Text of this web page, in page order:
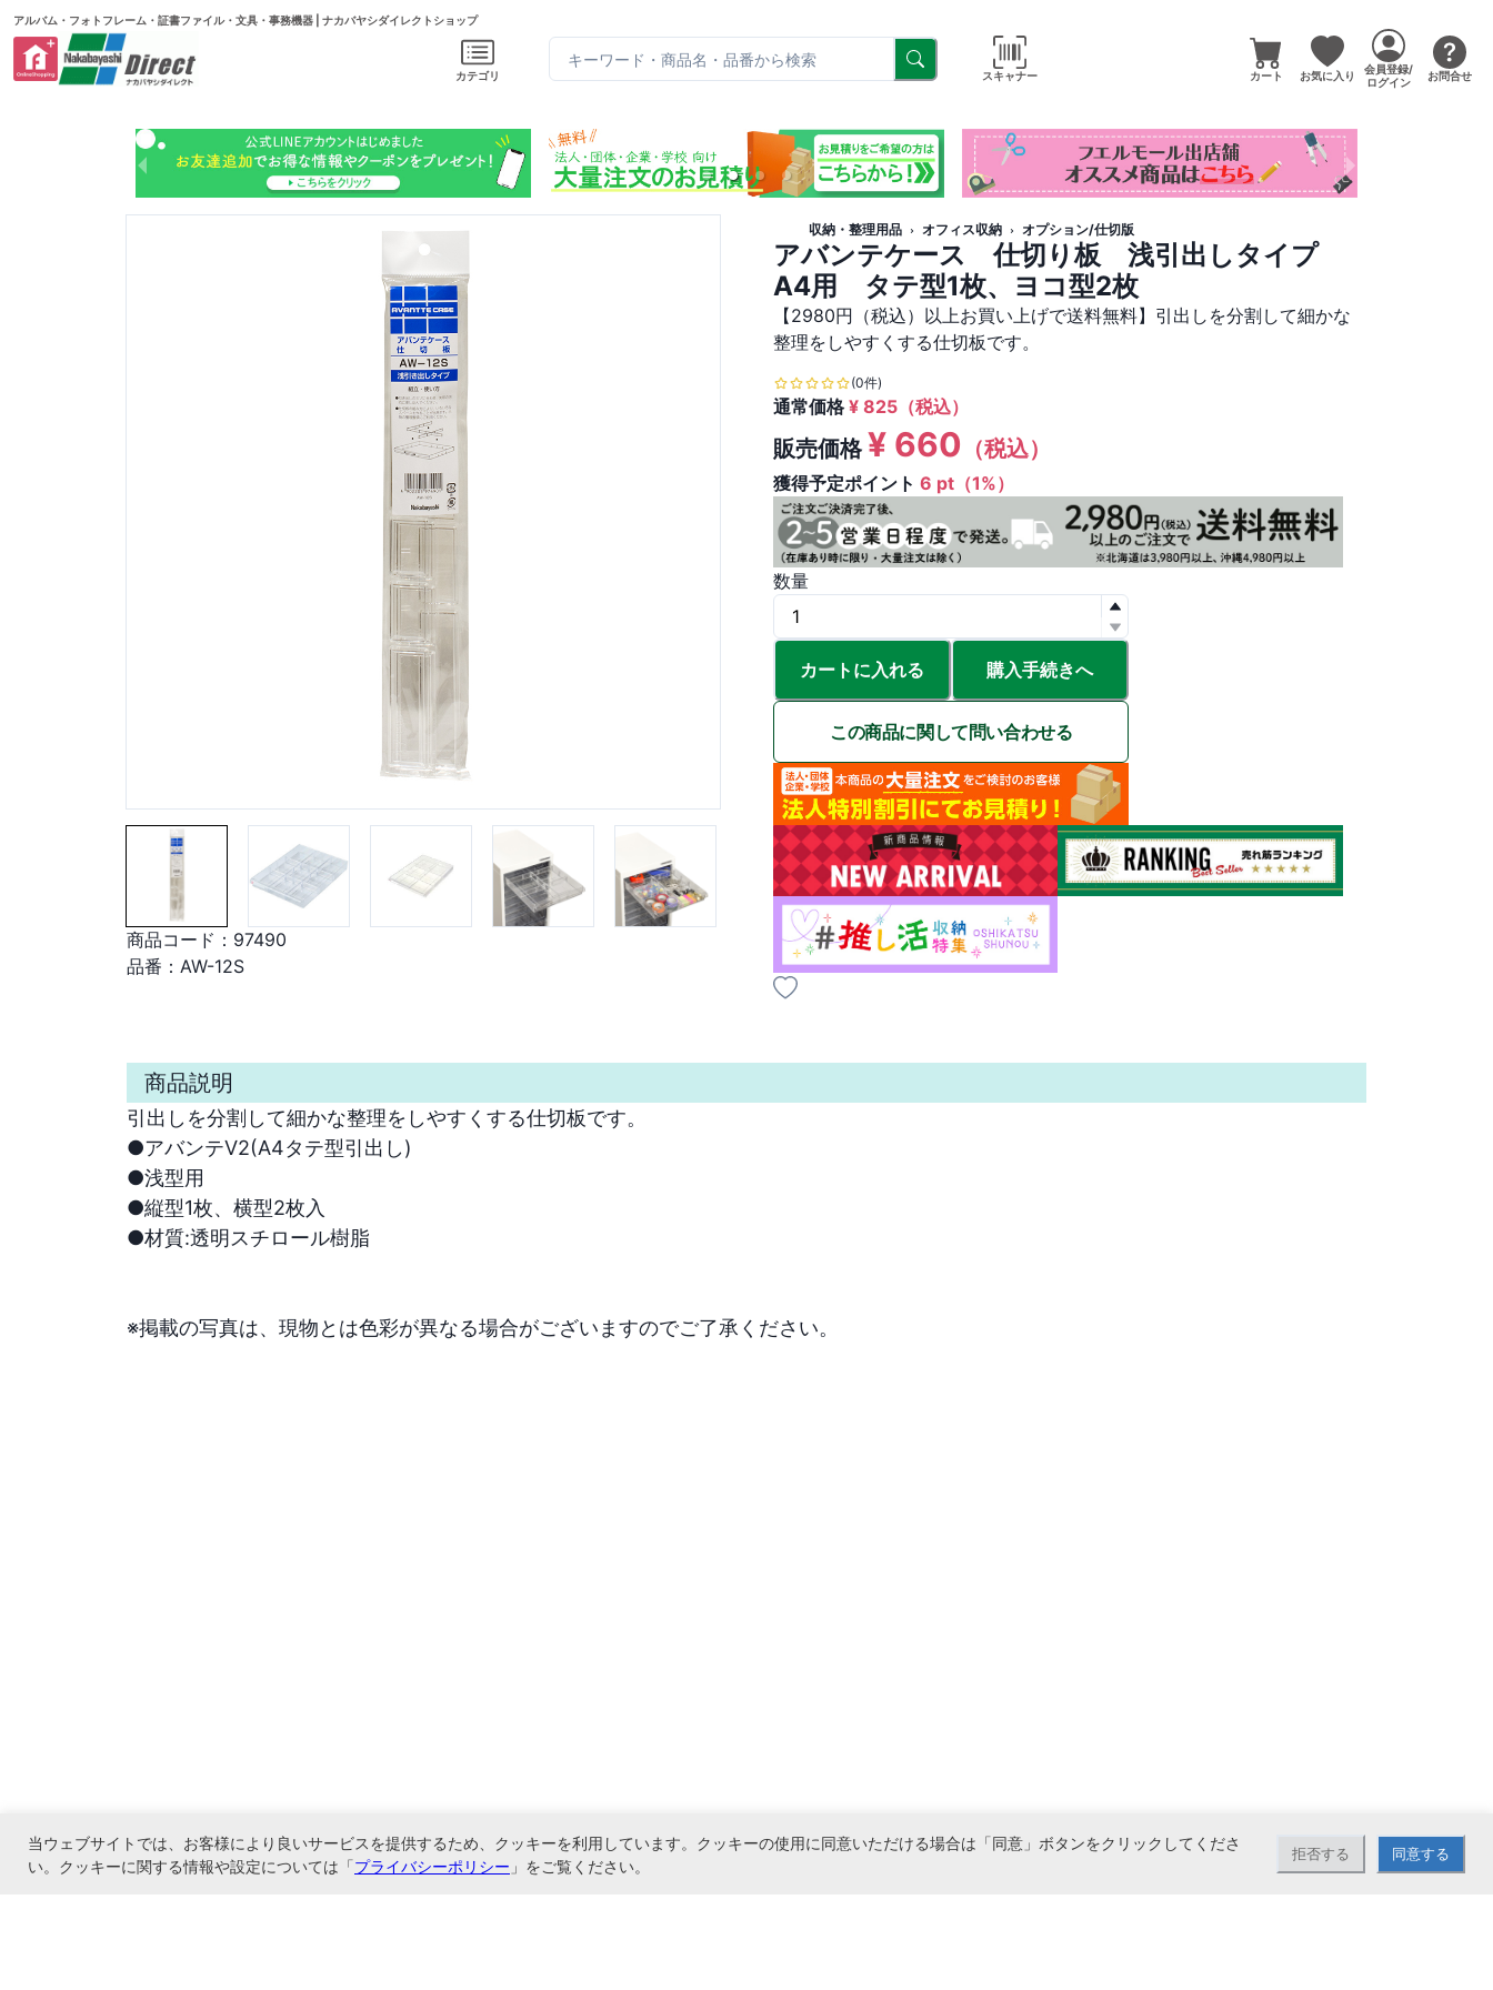
アルバム・フォトフレーム・証書ファイル・文具・事務機器 | ナカバヤシダイレクトショップ
カテゴリ スキャナー カート お気に入り
会員登録/
ログイン
お問合せ
商品コード： 97490
品番： AW-12S
収納・整理用品 オフィス収納 オプション/仕切版
アバンテケース 仕切り板 浅引出しタイプ
A4用 タテ型1枚、ヨコ型2枚
【2980円（税込）以上お買い上げで送料無料】引出しを分割して細かな
整理をしやすくする仕切板です。
(0件)
通常価格¥ 825 （税込）
販売価格¥ 660 （税込）
獲得予定ポイント 6 pt（1%）
数量
カートに入れる 購入手続きへ
この商品に関して問い合わせる
商品説明
引出しを分割して細かな整理をしやすくする仕切板です。
●アバンテV2(A4タテ型引出し)
●浅型用
●縦型1枚、横型2枚入
●材質:透明スチロール樹脂
※掲載の写真は、現物とは色彩が異なる場合がございますのでご了承ください。
当ウェブサイトでは、お客様により良いサービスを提供するため、クッキーを利用しています。クッキーの使用に同意いただける場合は「同意」ボタンをクリックしてくださ
い。クッキーに関する情報や設定については「プライバシーポリシー 」をご覧ください。
拒否する 同意する